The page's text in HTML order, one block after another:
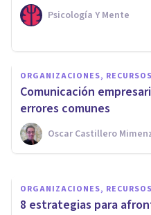
Psicología Y Mente
ORGANIZACIONES,
Comunicación
errores comunes
Oscar Castillero
Onboarding:
es clave en el
los empleados
U M
ORGANIZACIONES,
8 estrategias para